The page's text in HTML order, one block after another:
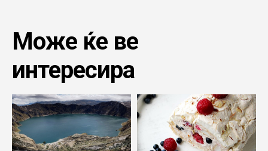
Може ќе ве
интересира